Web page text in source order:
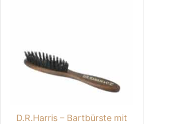
D.R.Harris – Bartbürste mit